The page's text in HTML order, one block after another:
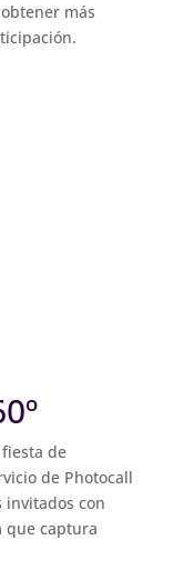
más
de
de Photocall
invitados con
que captura